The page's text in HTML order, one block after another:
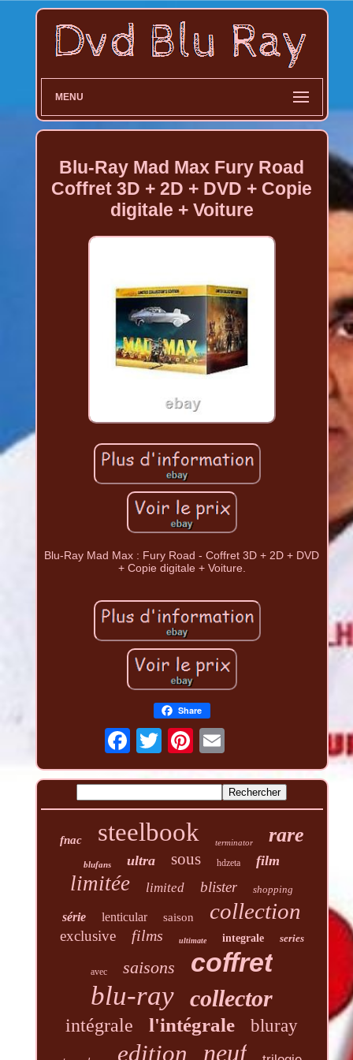
MENU
Blu-Ray Mad Max Fury Road
Coffret 3D + 2D + DVD + Copie
digitale + Voiture
Blu-Ray Mad Max : Fury Road - Coffret 3D + 2D + DVD
+ Copie digitale + Voiture.
Share
fnac steelbook terminator rare
blufans ultra sous hdzeta film
limitée limited blister shopping
série lenticular saison collection
exclusive films ultimate integrale series
avec saisons coffret
blu-ray collector
intégrale l'intégrale bluray
edition neuf